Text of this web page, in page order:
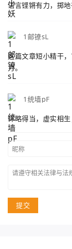
语言铿锵有力，掷
1邮镣sL
这篇文章短小精干
力。
1统墙pF
详略得当，虚实相
提交